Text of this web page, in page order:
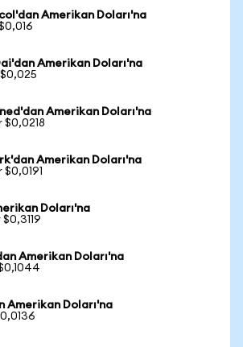
Amerikan Doları'na
Amerikan Doları'na
Amerikan Doları'na
$0,0218
Amerikan Doları'na
Doları'na
Amerikan Doları'na
Amerikan Doları'na